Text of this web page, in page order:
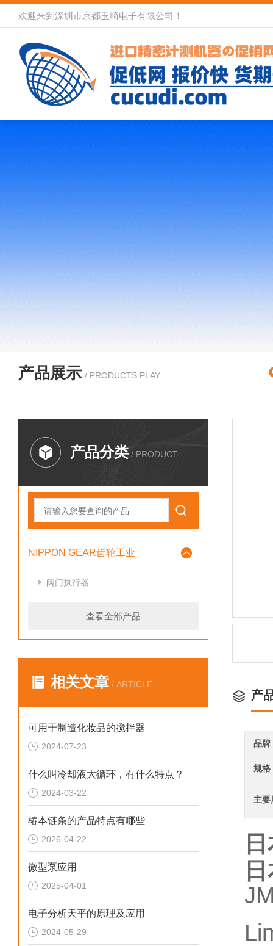
欢迎来到深圳市京都玉崎电子有限公司！
产品展示 / PRODUCTS PLAY
产品分类 / PRODUCT
NIPPON GEAR齿轮工业
阀门执行器
查看全部产品
相关文章 / ARTICLE
可用于制造化妆品的搅拌器
2024-07-23
什么叫冷却液大循环，有什么特点？
2024-03-22
椿本链条的产品特点有哪些
2026-04-22
微型泵应用
2025-04-01
电子分析天平的原理及应用
2024-05-29
产
品牌
规格
主要